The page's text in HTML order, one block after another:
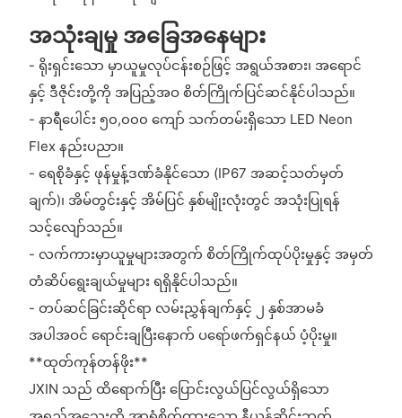
အသုံးချမှု အခြေအနေများ
- ရိုးရှင်းသော မှာယူမှုလုပ်ငန်းစဉ်ဖြင့် အရွယ်အစား၊ အရောင်
နှင့် ဒီဇိုင်းတို့ကို အပြည့်အဝ စိတ်ကြိုက်ပြင်ဆင်နိုင်ပါသည်။
- နာရီပေါင်း ၅၀,၀၀၀ ကျော် သက်တမ်းရှိသော LED Neon
Flex နည်းပညာ။
- ရေစိုခံနှင့် ဖုန်မှုန့်ဒဏ်ခံနိုင်သော (IP67 အဆင့်သတ်မှတ်
ချက်)၊ အိမ်တွင်းနှင့် အိမ်ပြင် နှစ်မျိုးလုံးတွင် အသုံးပြုရန်
သင့်လျော်သည်။
- လက်ကားမှာယူမှုများအတွက် စိတ်ကြိုက်ထုပ်ပိုးမှုနှင့် အမှတ်
တံဆိပ်ရွေးချယ်မှုများ ရရှိနိုင်ပါသည်။
- တပ်ဆင်ခြင်းဆိုင်ရာ လမ်းညွှန်ချက်နှင့် ၂ နှစ်အာမခံ
အပါအဝင် ရောင်းချပြီးနောက် ပရော်ဖက်ရှင်နယ် ပံ့ပိုးမှု။
**ထုတ်ကုန်တန်ဖိုး**
JXIN သည် ထိရောက်ပြီး ပြောင်းလွယ်ပြင်လွယ်ရှိသော